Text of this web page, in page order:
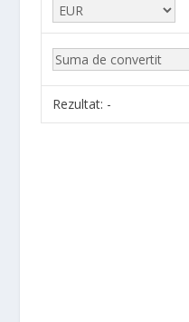
Rezultat: -